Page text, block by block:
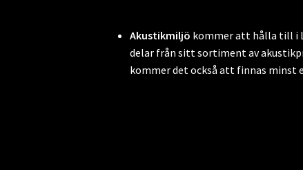
Akustikmiljö kommer att hålla till i
delar från sitt sortiment av
kommer det också att finnas minst